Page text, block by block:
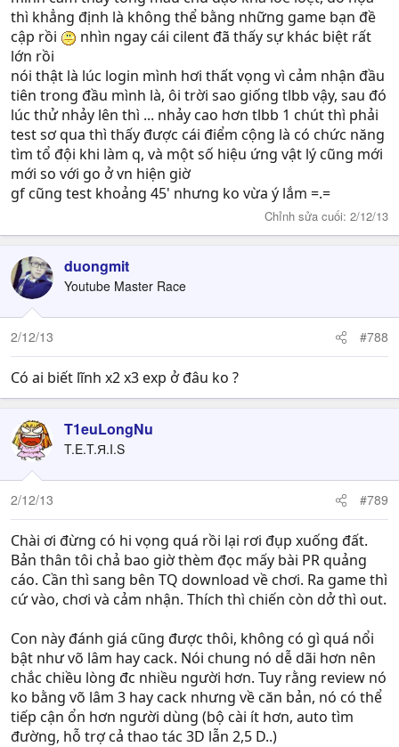
quá khó khăn như Cửu Âm. Dễ dàng đang ngang với võ
lâm 3D. Tuy nhiên, phải chơi thêm mới biết được. Võ lâm
3D tới tầm 3x mình mới bị vướng.
thì khẳng định là không thể bằng những game bạn đề
cập rồi
nhìn ngay cái cilent đã thấy sự khác biệt rất
lớn rồi
nói thật là lúc login mình hơi thất vọng vì cảm nhận đầu
tiên trong đầu mình là, ôi trời sao giống tlbb vậy, sau đó
lúc thử nhảy lên thì ... nhảy cao hơn tlbb 1 chút thì phải
test sơ qua thì thấy được cái điểm cộng là có chức năng
tìm tổ đội khi làm q, và một số hiệu ứng vật lý cũng mới
mới so với go ở vn hiện giờ
gf cũng test khoảng 45' nhưng ko vừa ý lắm =.=
Chỉnh sửa cuối: 2/12/13
duongmit
Youtube Master Race
2/12/13 #788
Có ai biết lĩnh x2 x3 exp ở đâu ko ?
T1euLongNu
T.E.T.Я.I.S
2/12/13 #789
Chài ơi đừng có hi vọng quá rồi lại rơi đụp xuống đất.
Bản thân tôi chả bao giờ thèm đọc mấy bài PR quảng
cáo. Cần thì sang bên TQ download về chơi. Ra game thì
cứ vào, chơi và cảm nhận. Thích thì chiến còn dở thì out.
Con này đánh giá cũng được thôi, không có gì quá nổi
bật như võ lâm hay cack. Nói chung nó dễ dãi hơn nên
chắc chiều lòng đc nhiều người hơn. Tuy rằng review nó
ko bằng võ lâm 3 hay cack nhưng về căn bản, nó có thể
tiếp cận ổn hơn người dùng (bộ cài ít hơn, auto tìm
đường, hỗ trợ cả thao tác 3D lẫn 2,5 D..)